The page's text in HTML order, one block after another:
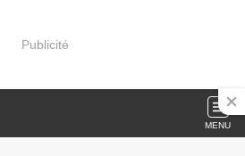
Publicité
MENU